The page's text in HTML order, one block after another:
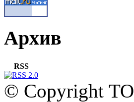
Архив
RSS
© Copyright